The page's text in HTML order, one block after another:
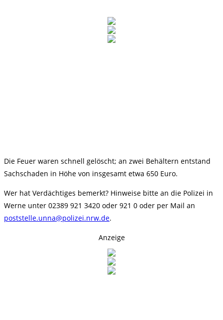
Die Feuer waren schnell gelöscht; an zwei Behältern entstand
Sachschaden in Höhe von insgesamt etwa 650 Euro.
Wer hat Verdächtiges bemerkt? Hinweise bitte an die Polizei in
Werne unter 02389 921 3420 oder 921 0 oder per Mail an
poststelle.unna@polizei.nrw.de.
Anzeige